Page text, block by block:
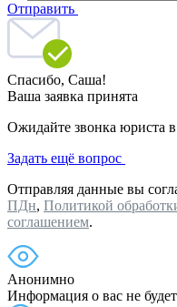
Отправить
Спасибо, Саша!
Ваша заявка принята
Ожидайте звонка юриста
Задать ещё вопрос
Отправляя данные вы
ПДн, Политикой
соглашением.
Анонимно
Информация о вас не